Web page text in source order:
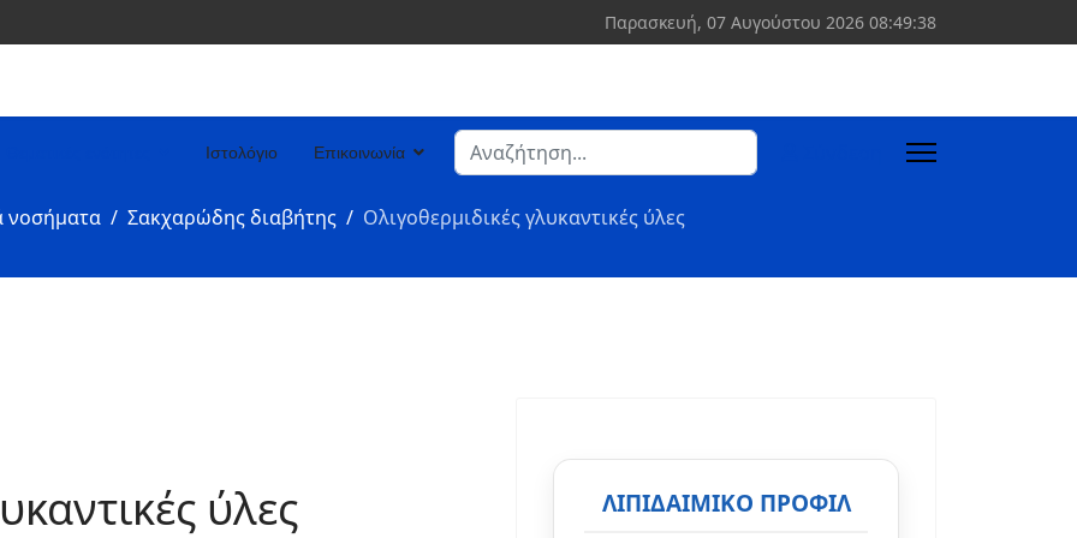
Παρασκευή, 07 Αυγούστου 2026 08:49:39
Ιστολόγιο Επικοινωνία
Αναζήτηση
νοσήματα Σακχαρώδης διαβήτης Ολιγοθερμιδικές γλυκαντικές ύλες
ύλες ΛΙΠΙΔΑΙΜΙΚΌ ΠΡΟΦΊΛ